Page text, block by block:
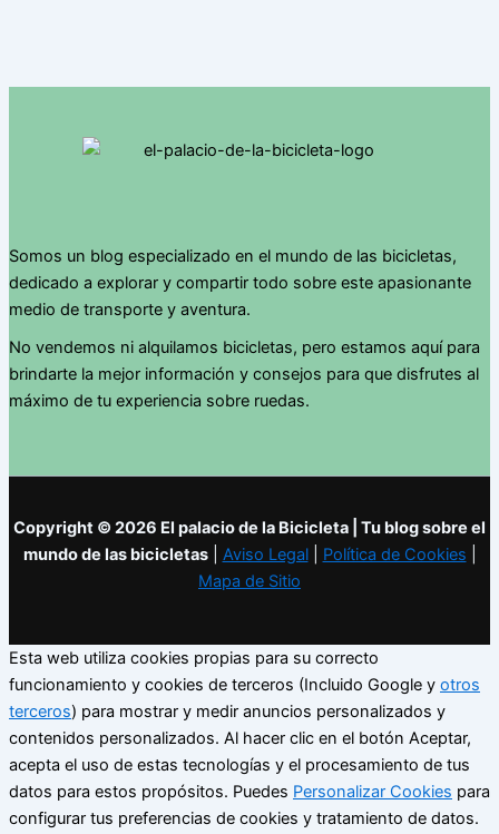
Somos un blog especializado en el mundo de las bicicletas,
dedicado a explorar y compartir todo sobre este apasionante
medio de transporte y aventura.
No vendemos ni alquilamos bicicletas, pero estamos aquí para
brindarte la mejor información y consejos para que disfrutes al
máximo de tu experiencia sobre ruedas.
Copyright © 2026 El palacio de la Bicicleta | Tu blog sobre el
mundo de las bicicletas| Aviso Legal| Política de Cookies
Mapa de Sitio
Esta web utiliza cookies propias para su correcto
funcionamiento y cookies de terceros (Incluido Google y otros
terceros) para mostrar y medir anuncios personalizados y
contenidos personalizados. Al hacer clic en el botón Aceptar,
acepta el uso de estas tecnologías y el procesamiento de tus
datos para estos propósitos. Puedes Personalizar Cookies para
configurar tus preferencias de cookies y tratamiento de datos.